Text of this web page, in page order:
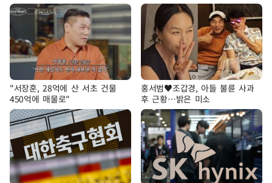
"서장훈, 28억에 산 서초 건물
450억에 매물로"
홍서범♥조갑경, 아들 불륜 사과
후 근황…밝은 미소